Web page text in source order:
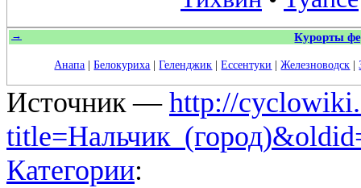
→ Курорты
Анапа |Белокуриха |Геленджик |Ессентуки |Железноводск |
Источник — http://
Категории: